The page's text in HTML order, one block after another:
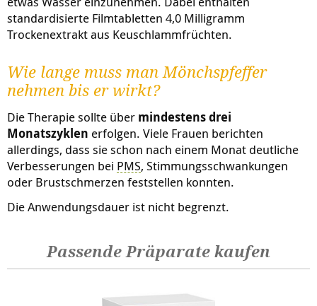
standardisierte Filmtabletten 4,0 Milligramm
Trockenextrakt aus Keuschlammfrüchten.
Wie lange muss man Mönchspfeffer
nehmen bis er wirkt?
Die Therapie sollte über mindestens drei
Monatszyklen erfolgen. Viele Frauen berichten
allerdings, dass sie schon nach einem Monat deutliche
Verbesserungen bei PMS, Stimmungsschwankungen
oder Brustschmerzen feststellen konnten.
Die Anwendungsdauer ist nicht begrenzt.
Passende Präparate kaufen